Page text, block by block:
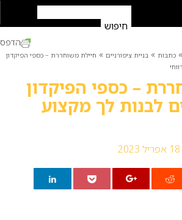
» כתבות » בניית ציפורניים » חיילת משוחררת – כספי הפיקדון
– כספי הפיקדון
לבנות לך מקצוע
הדפס